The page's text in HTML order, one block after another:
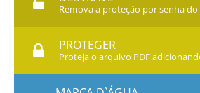
Remova a proteção por senha do
PROTEGER
Proteja o arquivo PDF